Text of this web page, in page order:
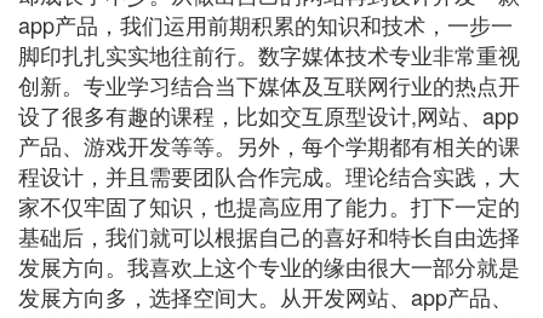
app产品，我们运用前期积累的知识和技术，一步一
脚印扎扎实实地往前行。数字媒体技术专业非常重视
创新。专业学习结合当下媒体及互联网行业的热点开
设了很多有趣的课程，比如交互原型设计,网站、app
产品、游戏开发等等。另外，每个学期都有相关的课
程设计，并且需要团队合作完成。理论结合实践，大
家不仅牢固了知识，也提高应用了能力。打下一定的
基础后，我们就可以根据自己的喜好和特长自由选择
发展方向。我喜欢上这个专业的缘由很大一部分就是
发展方向多，选择空间大。从开发网站、app产品、